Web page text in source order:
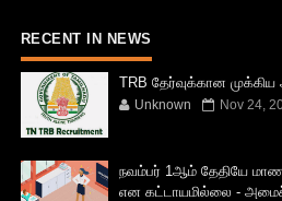
RECENT IN NEWS
TRB தேர்வுக்கான முக்கிய
Unknown Nov 24,
நவம்பர் 1ஆம் தேதியே
என கட்டாயமில்லை -